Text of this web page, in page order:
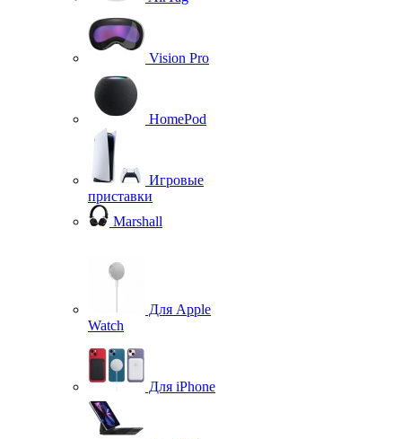
Vision Pro
HomePod
Игровые
приставки
Marshall
Для Apple
Watch
Для iPhone